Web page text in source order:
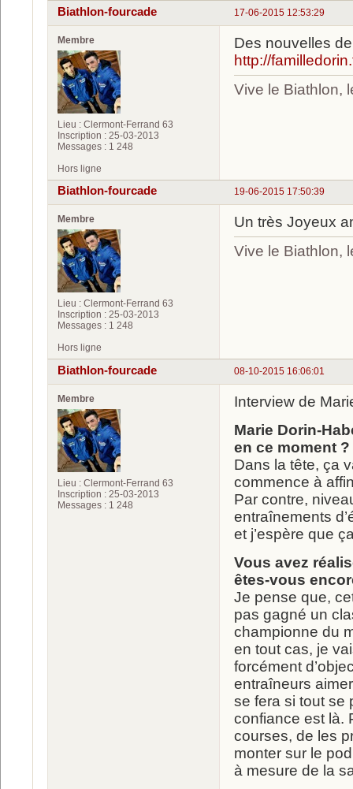
17-06-2015 12:53:29
Biathlon-fourcade
Membre
Lieu : Clermont-Ferrand 63
Inscription : 25-03-2013
Messages : 1 248
Des nouvelles
http://
Vive le Biathlon,
Hors ligne
19-06-2015 17:50:39
Biathlon-fourcade
Membre
Lieu : Clermont-Ferrand 63
Inscription : 25-03-2013
Messages : 1 248
Un très Joyeux
Vive le Biathlon,
Hors ligne
08-10-2015 16:06:01
Biathlon-fourcade
Membre
Lieu : Clermont-Ferrand 63
Inscription : 25-03-2013
Messages : 1 248
Interview de
Marie Dorin-
en ce moment ?
Dans la tête, ça
commence à
Par contre,
entraînements
et j’espère que
Vous avez
êtes-vous
Je pense que,
pas gagné un
championne du
en tout cas, je
forcément
entraîneurs
se fera si tout se
confiance est là.
courses, de les
monter sur le
à mesure de la